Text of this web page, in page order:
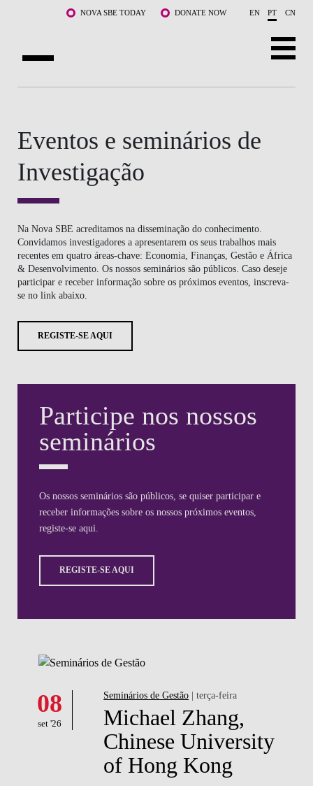
Saltar para o conteúdo principalNOVA SBE TODAY DONATE NOW EN PT CN
LIFE AT NOVA SBE
WHAT'S HAPPENING
Eventos e seminários de
Investigação
Na Nova SBE acreditamos na disseminação do conhecimento.
Convidamos investigadores a apresentarem os seus trabalhos mais
recentes em quatro áreas-chave: Economia, Finanças, Gestão e África
& Desenvolvimento. Os nossos seminários são públicos. Caso deseje
participar e receber informação sobre os próximos eventos, inscreva-
se no link abaixo.
REGISTE-SE AQUI
Participe nos nossos
seminários
Os nossos seminários são públicos, se quiser participar e
receber informações sobre os nossos próximos eventos,
registe-se aqui.
REGISTE-SE AQUI
08
set '26
Seminários de Gestão | terça-feira
Michael Zhang,
Chinese University
of Hong Kong